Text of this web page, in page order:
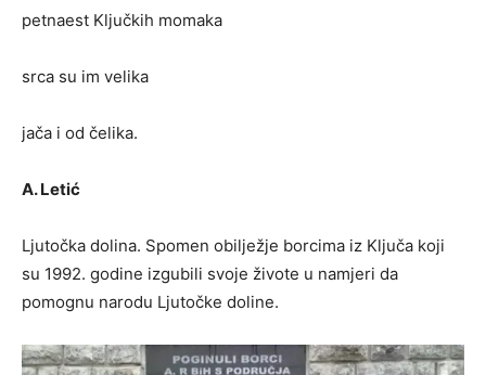
petnaest Ključkih momaka
srca su im velika
jača i od čelika.
A. Letić
Ljutočka dolina. Spomen obilježje borcima iz Ključa koji
su 1992. godine izgubili svoje živote u namjeri da
pomognu narodu Ljutočke doline.